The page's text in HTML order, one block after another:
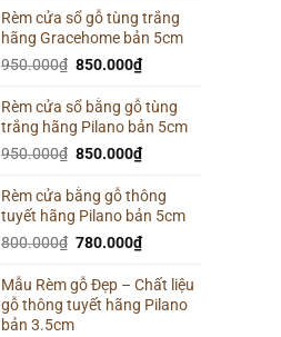
là:
950.000₫.
tại
là:
850.000₫.
Rèm cửa sổ gỗ tùng trắng
hãng Gracehome bản 5cm
950.000₫ Giá
là:
950.000₫.
850.000₫Giá
tại
là:
850.000₫.
Rèm cửa sổ bằng gỗ tùng
trắng hãng Pilano bản 5cm
950.000₫ Giá
là:
950.000₫.
850.000₫Giá
tại
là:
850.000₫.
Rèm cửa bằng gỗ thông
tuyết hãng Pilano bản 5cm
800.000₫ Giá
là:
800.000₫.
780.000₫Giá
tại
là:
Mẫu Rèm gỗ Đẹp – Chất liệu
gỗ thông tuyết hãng Pilano
bản 3.5cm